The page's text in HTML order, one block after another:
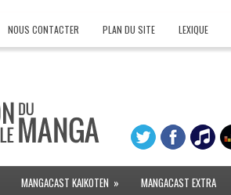
NOUS CONTACTER PLAN DU SITE LEXIQUE
MANGACAST KAIKOTEN » MANGACAST EXTRA